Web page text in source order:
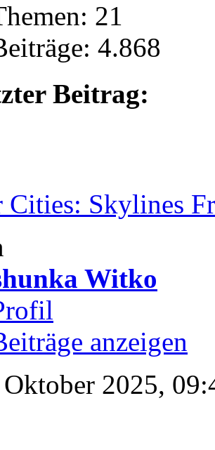
21
4.868
Beitrag:
Cities: Skylines
Witko
anzeigen
2025,